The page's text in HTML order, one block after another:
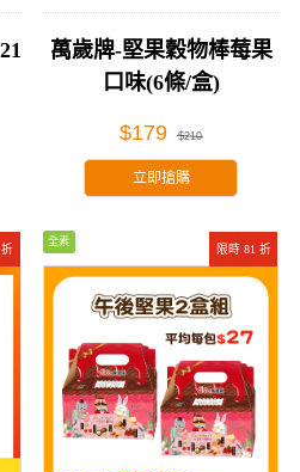
萬歲牌-堅果穀物棒莓果
口味(6條/盒)
$179 $210
立即搶購
折 限時 81 折
全素